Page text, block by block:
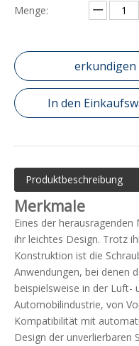
Menge:
erkundigen
In den
Produktbeschreibung
Merkmale
Eines der
ihr leichtes Design. Trotz
Konstruktion ist die
Anwendungen, bei denen
beispielsweise in der Luft-
Automobilindustrie, von
Kompatibilität mit
Design der unverlierbaren